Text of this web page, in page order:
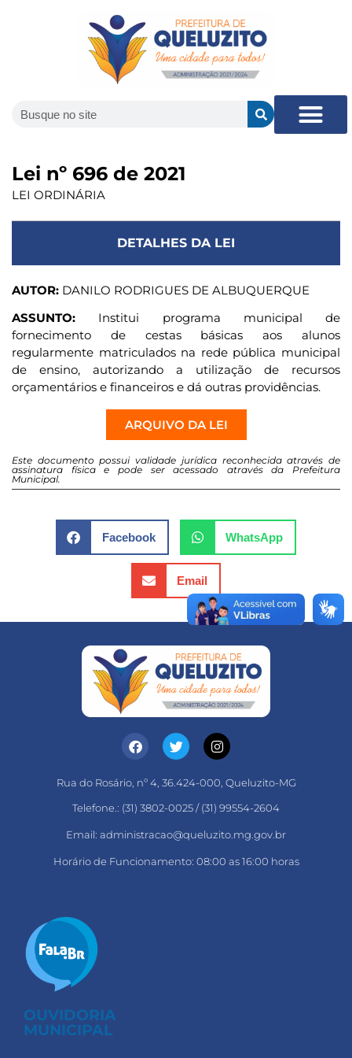
Lei nº 696 de 2021
LEI ORDINÁRIA
DETALHES DA LEI
AUTOR: DANILO RODRIGUES DE ALBUQUERQUE
ASSUNTO: Institui programa municipal de
fornecimento de cestas básicas aos alunos
regularmente matriculados na rede pública municipal
de ensino, autorizando a utilização de recursos
orçamentários e financeiros e dá outras providências.
ARQUIVO DA LEI
Este documento possui validade jurídica reconhecida através de
assinatura física e pode ser acessado através da Prefeitura
Municipal.
Facebook WhatsApp
Email
Rua do Rosário, nº 4, 36.424-000, Queluzito-MG
Telefone.: (31) 3802-0025 / (31) 99554-2604
Email: administracao@queluzito.mg.gov.br
Horário de Funcionamento: 08:00 as 16:00 horas
OUVIDORIA
MUNICIPAL